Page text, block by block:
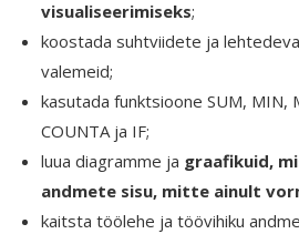
visualiseerimiseks;
koostada suhtviidete ja
valemeid;
kasutada funktsioone SUM, MIN,
COUNTA ja IF;
luua diagramme ja graafikuid,
andmete sisu, mitte ainult
kaitsta töölehe ja töövihiku